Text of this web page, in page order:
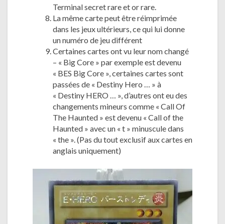
Terminal secret rare et or rare.
La même carte peut être réimprimée
dans les jeux ultérieurs, ce qui lui donne
un numéro de jeu différent
Certaines cartes ont vu leur nom changé
– « Big Core » par exemple est devenu
« BES Big Core », certaines cartes sont
passées de « Destiny Hero … » à
« Destiny HERO … », d’autres ont eu des
changements mineurs comme « Call Of
The Haunted » est devenu « Call of the
Haunted » avec un « t » minuscule dans
« the ». (Pas du tout exclusif aux cartes en
anglais uniquement)